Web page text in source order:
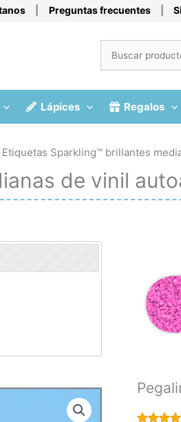
Preguntas frecuentes
Lápices Regalos
Etiquetas Sparkling™ brillantes
de vinil